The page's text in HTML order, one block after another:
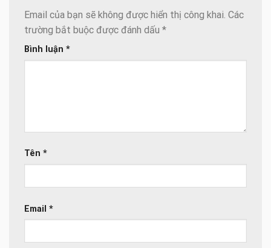
Email của bạn sẽ không được hiển thị công khai. Các
trường bắt buộc được đánh dấu *
Bình luận *
Tên *
Email *